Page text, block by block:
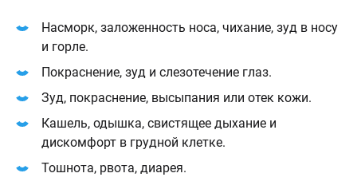
Насморк, заложенность носа, чихание, зуд в носу
и горле.
Покраснение, зуд и слезотечение глаз.
Зуд, покраснение, высыпания или отек кожи.
Кашель, одышка, свистящее дыхание и
дискомфорт в грудной клетке.
Тошнота, рвота, диарея.